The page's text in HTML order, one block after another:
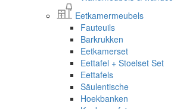
Eetkamermeubels
Fauteuils
Barkrukken
Eetkamerset
Eettafel + Stoelset Set
Eettafels
Säulentische
Hoekbanken